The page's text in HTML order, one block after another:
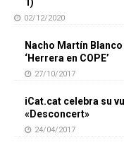
02/12/2020
Nacho Martín
‘Herrera en COPE’
27/10/2017
iCat.cat celebra su
«Desconcert»
24/04/2017